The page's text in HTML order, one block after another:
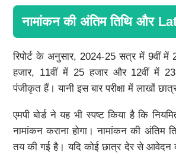
नामांकन की अंतिम तिथि और
रिपोर्ट के अनुसार, 2024-25 सत्र में 9वीं में
हजार, 11वीं में 25 हजार और 12वीं में 23
पंजीकृत हैं। यानी इस बार परीक्षा में लाखों
एमपी बोर्ड ने यह भी स्पष्ट किया है कि
नामांकन कराना होगा। नामांकन की अंतिम
तय की गई है। यदि कोई छात्र देर से आवेदन